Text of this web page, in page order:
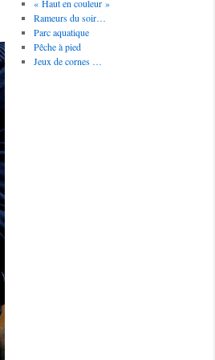
« Haut en couleur »
Rameurs du soir…
Parc aquatique
Pêche à pied
Jeux de cornes …